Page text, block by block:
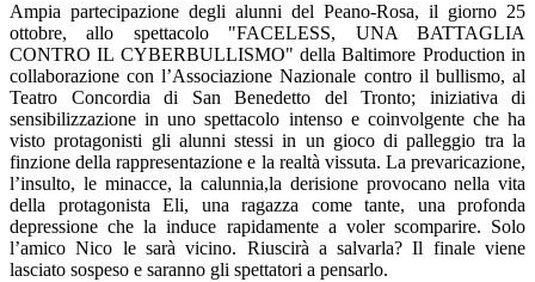
Ampia partecipazione degli alunni del Peano-Rosa, il giorno 25
ottobre, allo spettacolo "FACELESS, UNA BATTAGLIA
CONTRO IL CYBERBULLISMO" della Baltimore Production in
collaborazione con l’Associazione Nazionale contro il bullismo, al
Teatro Concordia di San Benedetto del Tronto; iniziativa di
sensibilizzazione in uno spettacolo intenso e coinvolgente che ha
visto protagonisti gli alunni stessi in un gioco di palleggio tra la
finzione della rappresentazione e la realtà vissuta. La prevaricazione,
l’insulto, le minacce, la calunnia,la derisione provocano nella vita
della protagonista Eli, una ragazza come tante, una profonda
depressione che la induce rapidamente a voler scomparire. Solo
l’amico Nico le sarà vicino. Riuscirà a salvarla? Il finale viene
lasciato sospeso e saranno gli spettatori a pensarlo.